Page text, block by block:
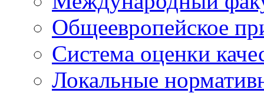
Общеевропейское
Система оценки
Локальные